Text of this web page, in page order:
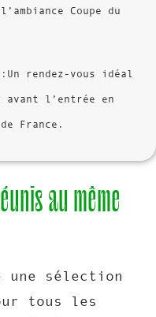
Coupe du
rendez-vous idéal
l’entrée en
France.
au même
une sélection
tous les